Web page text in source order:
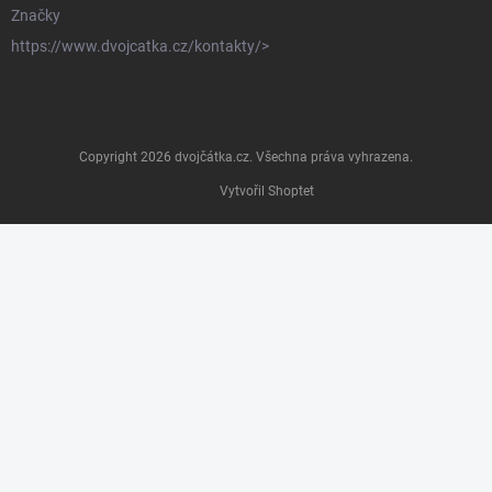
Značky
https://www.dvojcatka.cz/kontakty/>
Vytvořil Shoptet
Copyright 2026 dvojčátka.cz. Všechna práva vyhrazena.